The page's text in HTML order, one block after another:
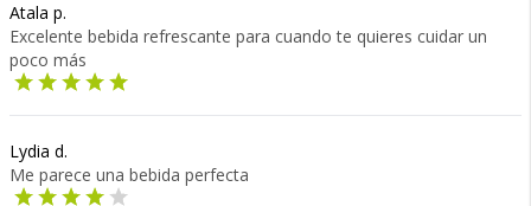
Atala p.
Excelente bebida refrescante para cuando te quieres cuidar un
poco más
Lydia d.
Me parece una bebida perfecta